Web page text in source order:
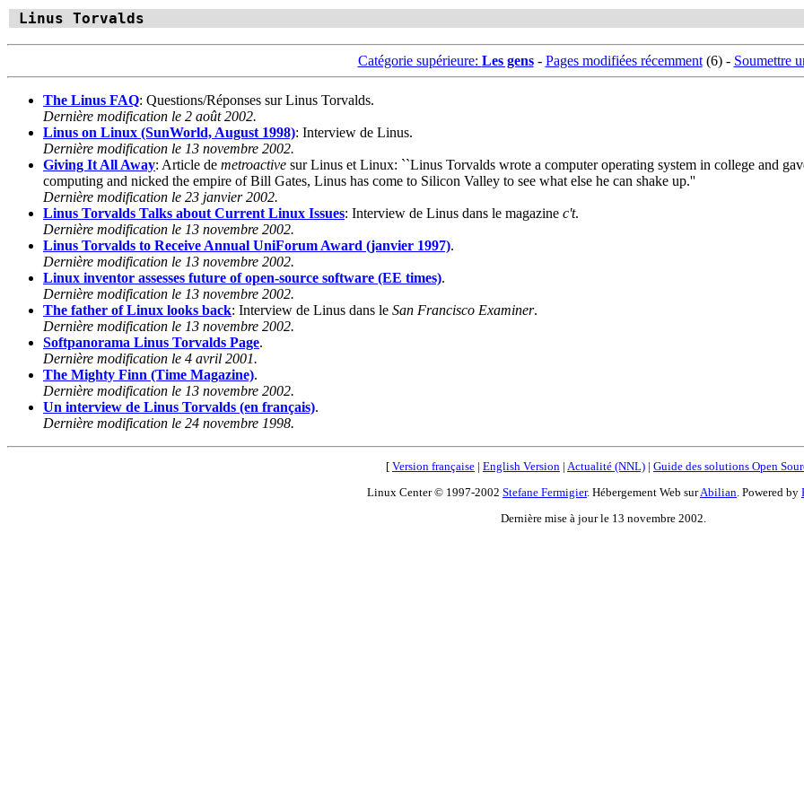
Linus Torvalds
Catégorie supérieure: Les gens- Pages modifiées récemment(6) - Soumettre
The Linus FAQ: Questions/Réponses sur Linus Torvalds.
Dernière modification le 2 août 2002.
Linus on Linux (SunWorld, August 1998): Interview de Linus.
Dernière modification le 13 novembre 2002.
Giving It All Away: Article de metroactive sur Linus et Linux: ``Linus Torvalds wrote a computer operating system in college and
computing and nicked the empire of Bill Gates, Linus has come to Silicon Valley to see what else he can shake up.''
Dernière modification le 23 janvier 2002.
Linus Torvalds Talks about Current Linux Issues: Interview de Linus dans le magazine c't.
Dernière modification le 13 novembre 2002.
Linus Torvalds to Receive Annual UniForum Award (janvier 1997).
Dernière modification le 13 novembre 2002.
Linux inventor assesses future of open-source software (EE times).
Dernière modification le 13 novembre 2002.
The father of Linux looks back: Interview de Linus dans le San Francisco Examiner.
Dernière modification le 13 novembre 2002.
Softpanorama Linus Torvalds Page.
Dernière modification le 4 avril 2001.
The Mighty Finn (Time Magazine).
Dernière modification le 13 novembre 2002.
Un interview de Linus Torvalds (en français).
Dernière modification le 24 novembre 1998.
[ Version française | English Version | Actualité (NNL) | Guide des solutions Open
Linux Center © 1997-2002 Stefane Fermigier. Hébergement Web surAbilian. Powered by
Dernière mise à jour le 13 novembre 2002.